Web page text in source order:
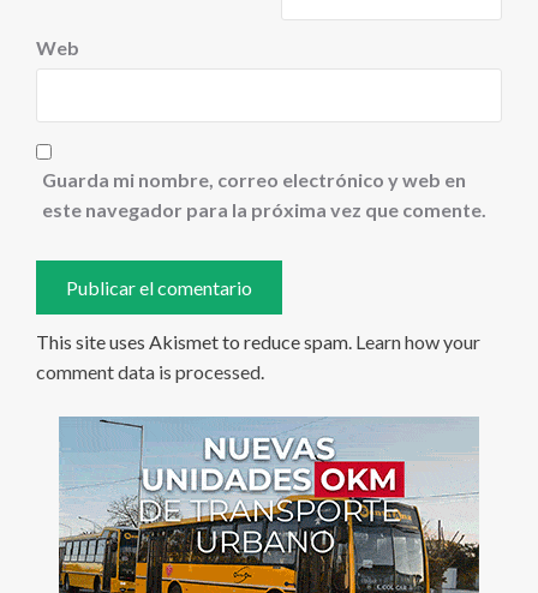
Web
Guarda mi nombre, correo electrónico y web en
este navegador para la próxima vez que comente.
This site uses Akismet to reduce spam. Learn how your
comment data is processed.